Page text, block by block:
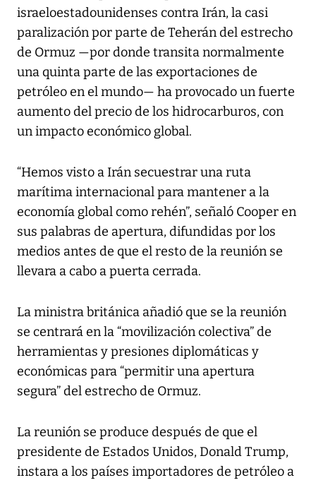
israeloestadounidenses contra Irán, la casi
paralización por parte de Teherán del estrecho
de Ormuz —por donde transita normalmente
una quinta parte de las exportaciones de
petróleo en el mundo— ha provocado un fuerte
aumento del precio de los hidrocarburos, con
un impacto económico global.
“Hemos visto a Irán secuestrar una ruta
marítima internacional para mantener a la
economía global como rehén”, señaló Cooper en
sus palabras de apertura, difundidas por los
medios antes de que el resto de la reunión se
llevara a cabo a puerta cerrada.
La ministra británica añadió que se la reunión
se centrará en la “movilización colectiva” de
herramientas y presiones diplomáticas y
económicas para “permitir una apertura
segura” del estrecho de Ormuz.
La reunión se produce después de que el
presidente de Estados Unidos, Donald Trump,
instara a los países importadores de petróleo a